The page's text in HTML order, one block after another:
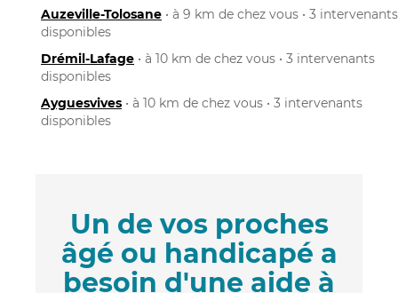
Auzeville-Tolosane • à 9 km de chez vous • 3 intervenants
disponibles
Drémil-Lafage • à 10 km de chez vous • 3 intervenants
disponibles
Ayguesvives • à 10 km de chez vous • 3 intervenants
disponibles
Un de vos proches
âgé ou handicapé a
besoin d'une aide à